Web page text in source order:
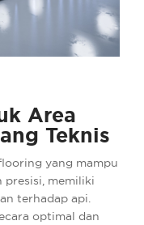
Area
Teknis
yang mampu
presisi, memiliki
terhadap api.
optimal dan